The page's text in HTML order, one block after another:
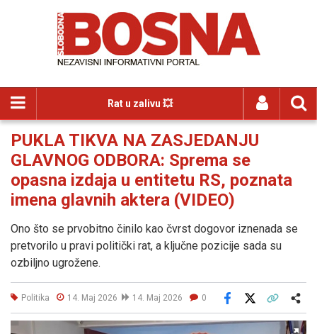
Rat u zalivu 💥
PUKLA TIKVA NA ZASJEDANJU
GLAVNOG ODBORA: Sprema se
opasna izdaja u entitetu RS, poznata
imena glavnih aktera (VIDEO)
Ono što se prvobitno činilo kao čvrst dogovor iznenada se
pretvorilo u pravi politički rat, a ključne pozicije sada su
ozbiljno ugrožene.
Politika 14. Maj 2026 14. Maj 2026 0
Facebook